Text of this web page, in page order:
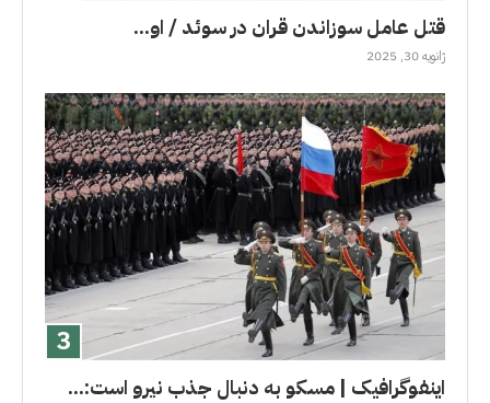
قتل عامل سوزاندن قران در سوئد / او...
ژانویه 30, 2025
اینفوگرافیک | مسکو به دنبال جذب نیرو است:...